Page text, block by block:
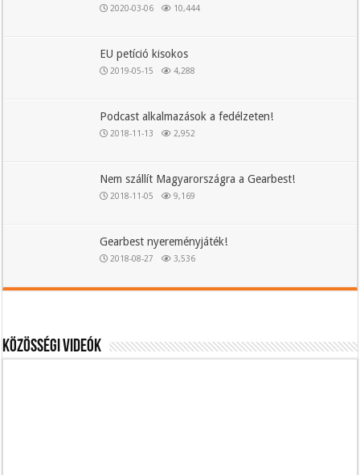
2020-03-06 10,444
EU petíció kisokos
2019-05-15 4,288
Podcast alkalmazások a fedélzeten!
2018-11-13 2,952
Nem szállít Magyarországra a Gearbest!
2018-11-05 9,169
Gearbest nyereményjáték!
2018-08-27 3,536
Közösségi videók